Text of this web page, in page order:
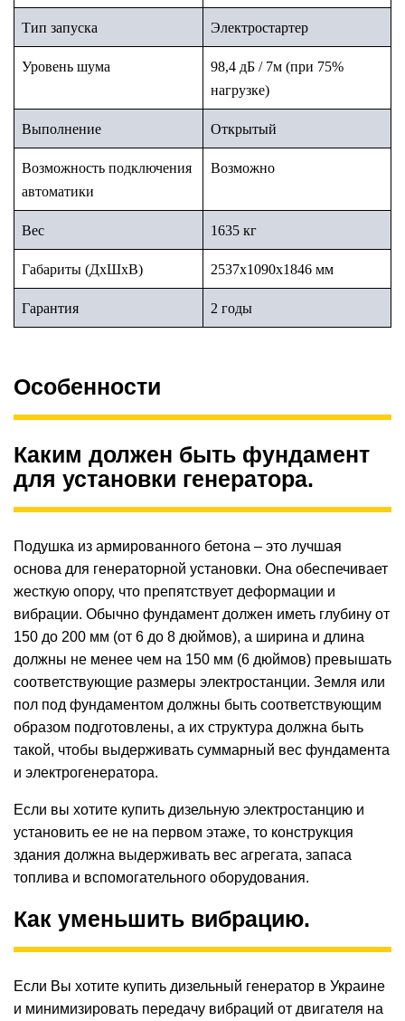
Тип запуска Электростартер
Уровень шума
98,4 дБ / 7м (при 75%
нагрузке)
Выполнение Открытый
Возможность подключения
автоматики
Возможно
Вес 1635 кг
Габариты (ДхШхВ) 2537х1090х1846 мм
Гарантия 2 годы
Особенности
Каким должен быть фундамент
для установки генератора.
Подушка из армированного бетона – это лучшая
основа для генераторной установки. Она обеспечивает
жесткую опору, что препятствует деформации и
вибрации. Обычно фундамент должен иметь глубину от
150 до 200 мм (от 6 до 8 дюймов), а ширина и длина
должны не менее чем на 150 мм (6 дюймов) превышать
соответствующие размеры электростанции. Земля или
пол под фундаментом должны быть соответствующим
образом подготовлены, а их структура должна быть
такой, чтобы выдерживать суммарный вес фундамента
и электрогенератора.
Если вы хотите купить дизельную электростанцию ​​и
установить ее не на первом этаже, то конструкция
здания должна выдерживать вес агрегата, запаса
топлива и вспомогательного оборудования.
Как уменьшить вибрацию.
Если Вы хотите купить дизельный генератор в Украине
и минимизировать передачу вибраций от двигателя на